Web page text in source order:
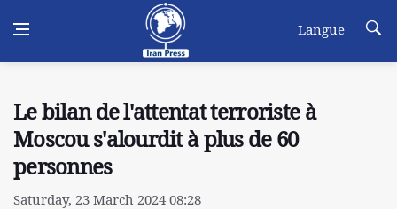
Langue
Le bilan de l'attentat terroriste à
Moscou s'alourdit à plus de 60
personnes
Saturday, 23 March 2024 08:28